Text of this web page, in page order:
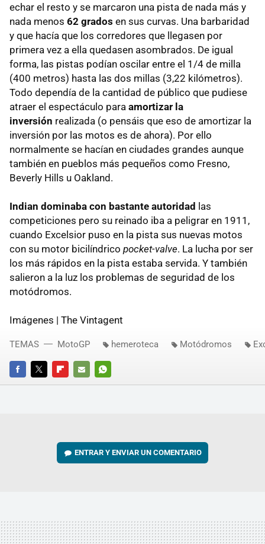
echar el resto y se marcaron una pista de nada más y
nada menos 62 grados en sus curvas. Una barbaridad
y que hacía que los corredores que llegasen por
primera vez a ella quedasen asombrados. De igual
forma, las pistas podían oscilar entre el 1/4 de milla
(400 metros) hasta las dos millas (3,22 kilómetros).
Todo dependía de la cantidad de público que pudiese
atraer el espectáculo para amortizar la
inversión realizada (o pensáis que eso de amortizar la
inversión por las motos es de ahora). Por ello
normalmente se hacían en ciudades grandes aunque
también en pueblos más pequeños como Fresno,
Beverly Hills u Oakland.
Indian dominaba con bastante autoridad las
competiciones pero su reinado iba a peligrar en 1911,
cuando Excelsior puso en la pista sus nuevas motos
con su motor bicilíndrico pocket-valve. La lucha por ser
los más rápidos en la pista estaba servida. Y también
salieron a la luz los problemas de seguridad de los
motódromos.
Imágenes | The Vintagent
FACEBOOKTWITTERFLIPBOARD
E-
WHATSAPP
TEMAS MotoGP hemeroteca Motódromos
ENTRAR Y ENVIAR UN COMENTARIO